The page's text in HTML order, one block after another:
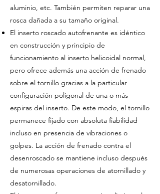
aluminio, etc. También permiten reparar una
rosca dañada a su tamaño original.
El inserto roscado autofrenante es idéntico
en construcción y principio de
funcionamiento al inserto helicoidal normal,
pero ofrece además una acción de frenado
sobre el tornillo gracias a la particular
configuración poligonal de una o más
espiras del inserto. De este modo, el tornillo
permanece fijado con absoluta fiabilidad
incluso en presencia de vibraciones o
golpes. La acción de frenado contra el
desenroscado se mantiene incluso después
de numerosas operaciones de atornillado y
desatornillado.